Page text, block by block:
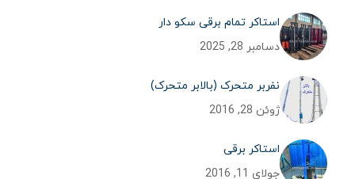
استاکر تمام برقی سکو دار
دسامبر 28, 2025
نفربر متحرک (بالابر متحرک)
ژوئن 28, 2016
استاکر برقی
جولای 11, 2016